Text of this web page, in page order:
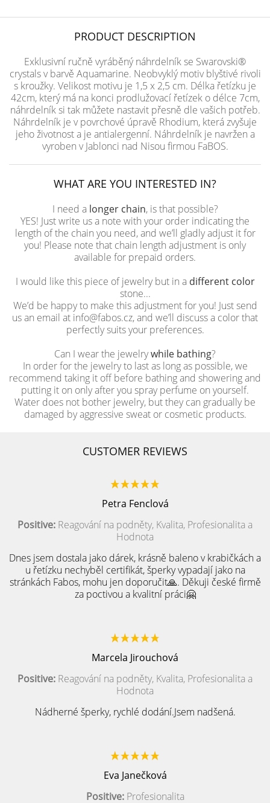
PRODUCT DESCRIPTION
Exklusivní ručně vyráběný náhrdelník se Swarovski®
crystals v barvě Aquamarine. Neobvyklý motiv blyštivé rivoli
s kroužky. Velikost motivu je 1,5 x 2,5 cm. Délka řetízku je
42cm, který má na konci prodlužovací řetízek o délce 7cm,
náhrdelník si tak můžete nastavit přesně dle vašich potřeb.
Náhrdelník je v povrchové úpravě Rhodium, která zvyšuje
jeho životnost a je antialergenní. Náhrdelník je navržen a
vyroben v Jablonci nad Nisou firmou FaBOS.
WHAT ARE YOU INTERESTED IN?
I need a longer chain, is that possible?
YES! Just write us a note with your order indicating the
length of the chain you need, and we’ll gladly adjust it for
you! Please note that chain length adjustment is only
available for prepaid orders.
I would like this piece of jewelry but in a different color
stone...
We’d be happy to make this adjustment for you! Just send
us an email at info@fabos.cz, and we’ll discuss a color that
perfectly suits your preferences.
Can I wear the jewelrywhile bathing?
In order for the jewelry to last as long as possible, we
recommend taking it off before bathing and showering and
putting it on only after you spray perfume on yourself.
Water does not bother jewelry, but they can gradually be
damaged by aggressive sweat or cosmetic products.
CUSTOMER REVIEWS
Petra Fenclová
Positive: Reagování na podněty, Kvalita, Profesionalita a
Hodnota
Dnes jsem dostala jako dárek, krásně baleno v krabičkách a
u řetízku nechyběl certifikát, šperky vypadají jako na
stránkách Fabos, mohu jen doporučit🙏. Děkuji české firmě
za poctivou a kvalitní práci🤗
Marcela Jirouchová
Positive: Reagování na podněty, Kvalita, Profesionalita a
Hodnota
Nádherné šperky, rychlé dodání.Jsem nadšená.
Eva Janečková
Positive:Profesionalita